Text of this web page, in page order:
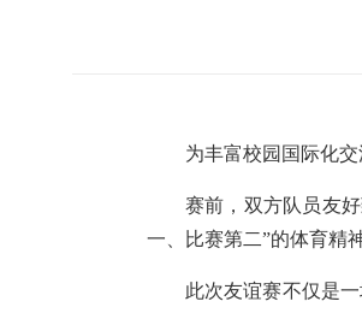
为丰富校园国际化
赛前，双方队员友
一、比赛第二”的体育精神
此次友谊赛不仅是